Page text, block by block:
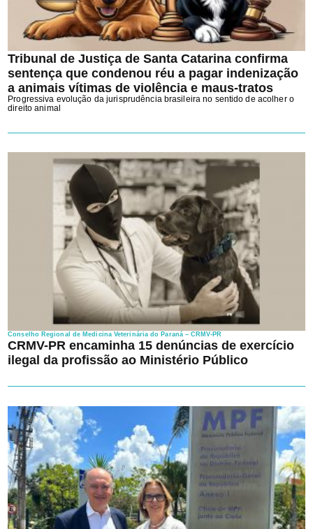
Tribunal de Justiça de Santa Catarina confirma
sentença que condenou réu a pagar indenização
a animais vítimas de violência e maus-tratos
Progressiva evolução da jurisprudência brasileira no sentido de acolher o
direito animal
Conselho Regional de Medicina Veterinária do Paraná – CRMV-PR
CRMV-PR encaminha 15 denúncias de exercício
ilegal da profissão ao Ministério Público